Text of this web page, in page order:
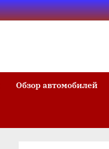
Обзор автомобилей